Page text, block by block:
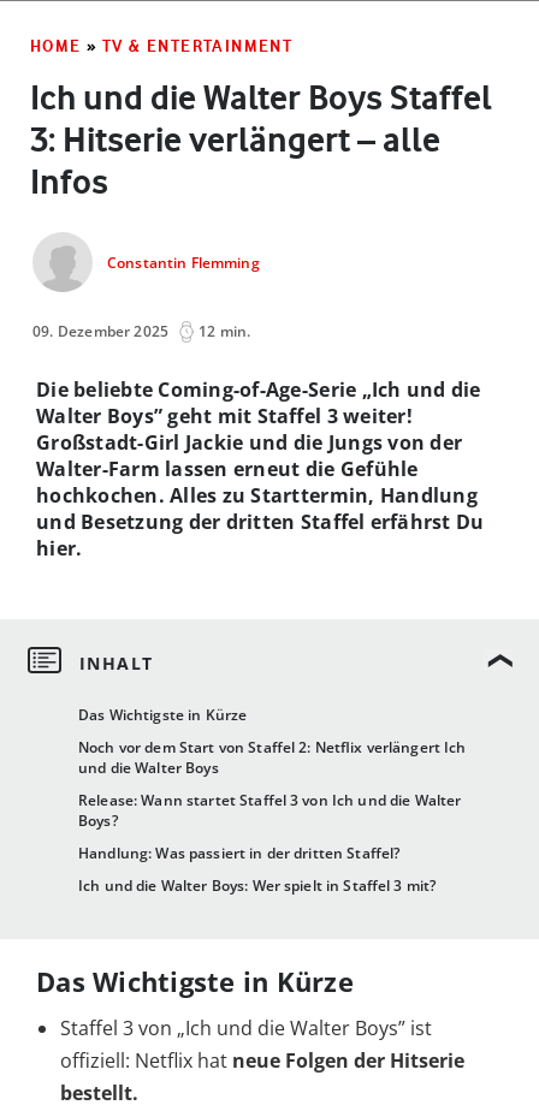
HOME » TV & ENTERTAINMENT
Ich und die Walter Boys Staffel
3: Hitserie verlängert – alle
Infos
Constantin Flemming
09. Dezember 2025 12 min.
Das Wichtigste in Kürze
Noch vor dem Start von Staffel 2: Netflix verlängert Ich
und die Walter Boys
Release: Wann startet Staffel 3 von Ich und die Walter
Boys?
Handlung: Was passiert in der dritten Staffel?
Ich und die Walter Boys: Wer spielt in Staffel 3 mit?
Die beliebte Coming-of-Age-Serie „Ich und die
Walter Boys” geht mit Staffel 3 weiter!
Großstadt-Girl Jackie und die Jungs von der
Walter-Farm lassen erneut die Gefühle
hochkochen. Alles zu Starttermin, Handlung
und Besetzung der dritten Staffel erfährst Du
hier.
Das Wichtigste in Kürze
Staffel 3 von „Ich und die Walter Boys” ist
offiziell: Netflix hat neue Folgen der Hitserie
bestellt.